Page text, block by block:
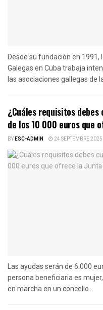
Desde su fundación en 1991,
Galegas en Cuba trabaja
las asociaciones gallegas de
¿Cuáles requisitos
de los 10 000 euros que
BYESC-ADMIN 24 SEPTEMBRE 2025
Las ayudas serán de 6.000
persona beneficiaria es
en marcha en un concello...